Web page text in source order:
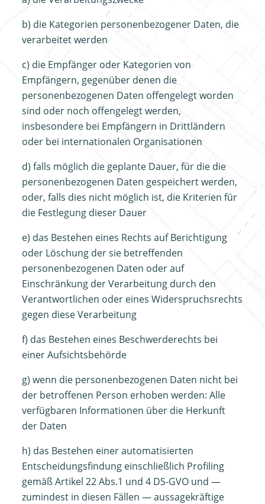
b) die Kategorien personenbezogener Daten, die
verarbeitet werden
c) die Empfänger oder Kategorien von
Empfängern, gegenüber denen die
personenbezogenen Daten offengelegt worden
sind oder noch offengelegt werden,
insbesondere bei Empfängern in Drittländern
oder bei internationalen Organisationen
d) falls möglich die geplante Dauer, für die die
personenbezogenen Daten gespeichert werden,
oder, falls dies nicht möglich ist, die Kriterien für
die Festlegung dieser Dauer
e) das Bestehen eines Rechts auf Berichtigung
oder Löschung der sie betreffenden
personenbezogenen Daten oder auf
Einschränkung der Verarbeitung durch den
Verantwortlichen oder eines Widerspruchsrechts
gegen diese Verarbeitung
f) das Bestehen eines Beschwerderechts bei
einer Aufsichtsbehörde
g) wenn die personenbezogenen Daten nicht bei
der betroffenen Person erhoben werden: Alle
verfügbaren Informationen über die Herkunft
der Daten
h) das Bestehen einer automatisierten
Entscheidungsfindung einschließlich Profiling
gemäß Artikel 22 Abs.1 und 4 DS-GVO und —
zumindest in diesen Fällen — aussagekräftige